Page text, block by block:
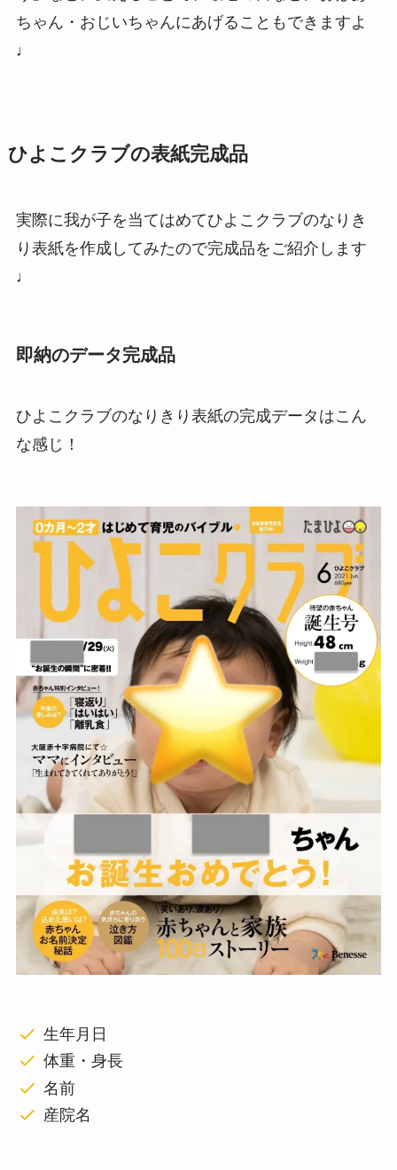
ちゃん・おじいちゃんにあげることもできますよ
♩
ひよこクラブの表紙完成品
実際に我が子を当てはめてひよこクラブのなりき
り表紙を作成してみたので完成品をご紹介します
♩
即納のデータ完成品
ひよこクラブのなりきり表紙の完成データはこん
な感じ！
生年月日
体重・身長
名前
産院名